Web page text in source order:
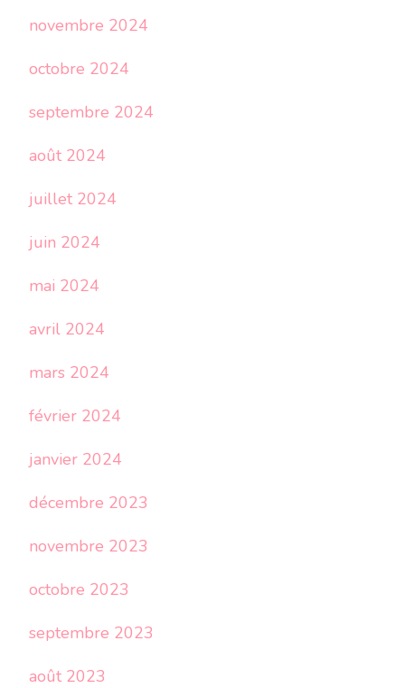
novembre 2024
octobre 2024
septembre 2024
août 2024
juillet 2024
juin 2024
mai 2024
avril 2024
mars 2024
février 2024
janvier 2024
décembre 2023
novembre 2023
octobre 2023
septembre 2023
août 2023